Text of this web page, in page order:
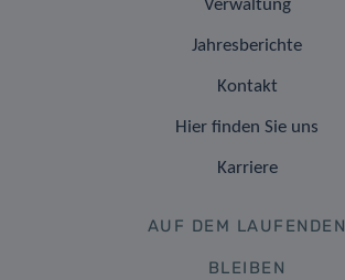
Verwaltung
Jahresberichte
Kontakt
Hier finden Sie uns
Karriere
AUF DEM LAUFENDEN
BLEIBEN